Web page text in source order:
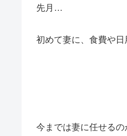
先月…
初めて妻に、食費や
今までは妻に任せる